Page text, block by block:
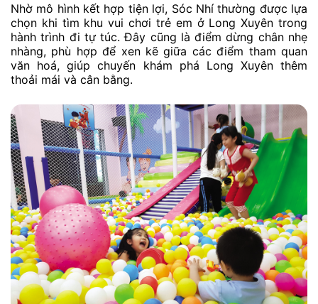
Nhờ mô hình kết hợp tiện lợi, Sóc Nhí thường được lựa
chọn khi tìm khu vui chơi trẻ em ở Long Xuyên trong
hành trình đi tự túc. Đây cũng là điểm dừng chân nhẹ
nhàng, phù hợp để xen kẽ giữa các điểm tham quan
văn hoá, giúp chuyến khám phá Long Xuyên thêm
thoải mái và cân bằng.